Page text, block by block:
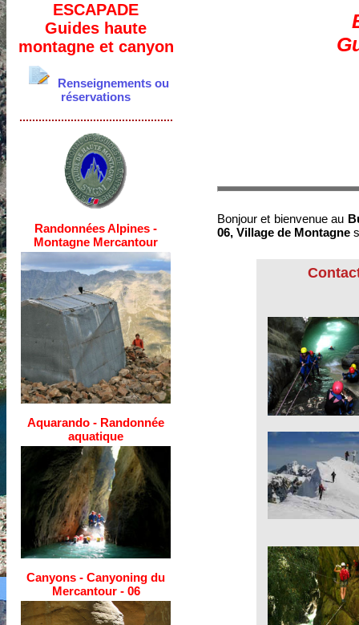
ESCAPADE
Guides haute
montagne et canyon
Renseignements ou
réservations
................................................
Randonnées Alpines -
Montagne Mercantour
Aquarando - Randonnée
aquatique
Canyons - Canyoning du
Mercantour - 06
Bonjour et bienvenue au
06, Village de Montagne